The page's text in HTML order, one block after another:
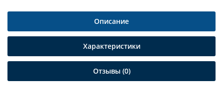
Описание
Характеристики
Отзывы (0)